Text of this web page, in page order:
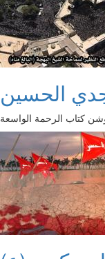
كتاب الرحمة الواسعة